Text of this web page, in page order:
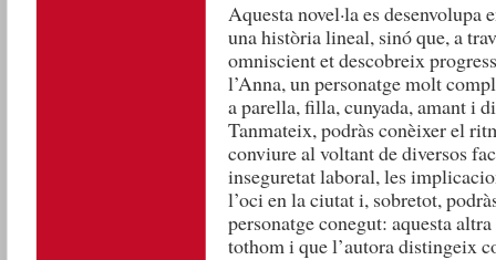
Aquesta novel·la es
una història lineal, sinó que, a
omniscient et descobreix
l’Anna, un personatge molt
a parella, filla, cunyada, amant i
Tanmateix, podràs conèixer el
conviure al voltant de diversos
inseguretat laboral, les
l’oci en la ciutat i, sobretot,
personatge conegut: aquesta
tothom i que l’autora distingeix